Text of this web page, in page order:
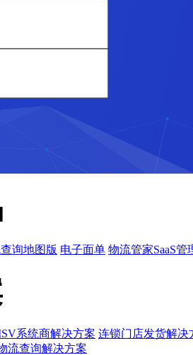
询地图版 电子面单 物流管家SaaS管
系统商解决方案 连锁门店发货解决
流查询解决方案